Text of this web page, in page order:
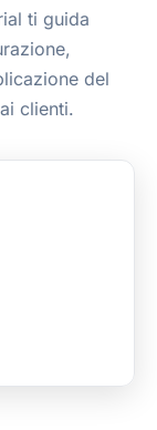
ti guida
del
clienti.